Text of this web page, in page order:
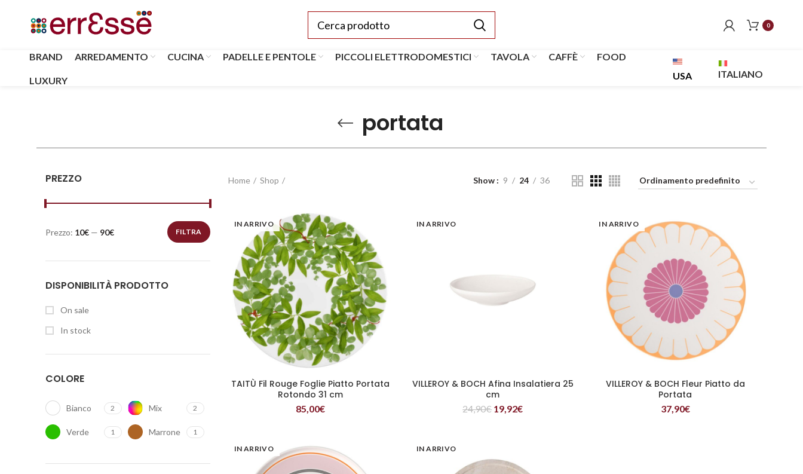
0
BRAND ARREDAMENTO CUCINA PADELLE E PENTOLE PICCOLI ELETTRODOMESTICI TAVOLA CAFFÈ FOOD
LUXURY USA ITALIANO
portata
PREZZO
FILTRA
Prezzo: 10€ — 90€
DISPONIBILITÀ PRODOTTO
On sale
In stock
COLORE
Bianco 2 Mix 2
Verde 1 Marrone 1
Home Shop Show 9 24 36
IN ARRIVO
LEGGI TUTTO
TAITÙ Fil Rouge Foglie Piatto Portata
Rotondo 31 cm
85,00€
IN ARRIVO
LEGGI TUTTO
VILLEROY & BOCH Afina Insalatiera 25
cm
24,90€ 19,92€
IN ARRIVO
LEGGI TUTTO
VILLEROY & BOCH Fleur Piatto da
Portata
37,90€
IN ARRIVO IN ARRIVO